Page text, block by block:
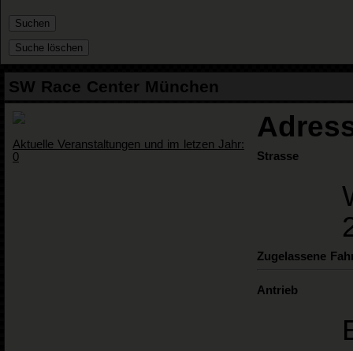
SW Race Center München
Aktuelle Veranstaltungen und im letzen Jahr:
0
Strasse
Zugelassene
Antrieb